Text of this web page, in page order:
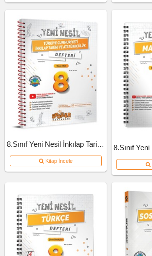
8.Sınıf Yeni Nesil İnkılap Tarihi Defteri
Kitap İncele